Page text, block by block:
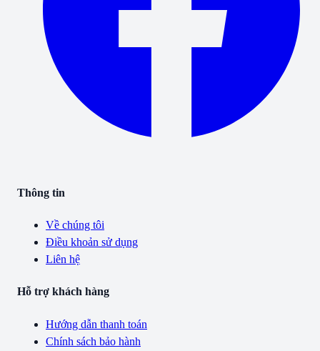
Thông tin
Về chúng tôi
Điều khoản sử dụng
Liên hệ
Hỗ trợ khách hàng
Hướng dẫn thanh toán
Chính sách bảo hành